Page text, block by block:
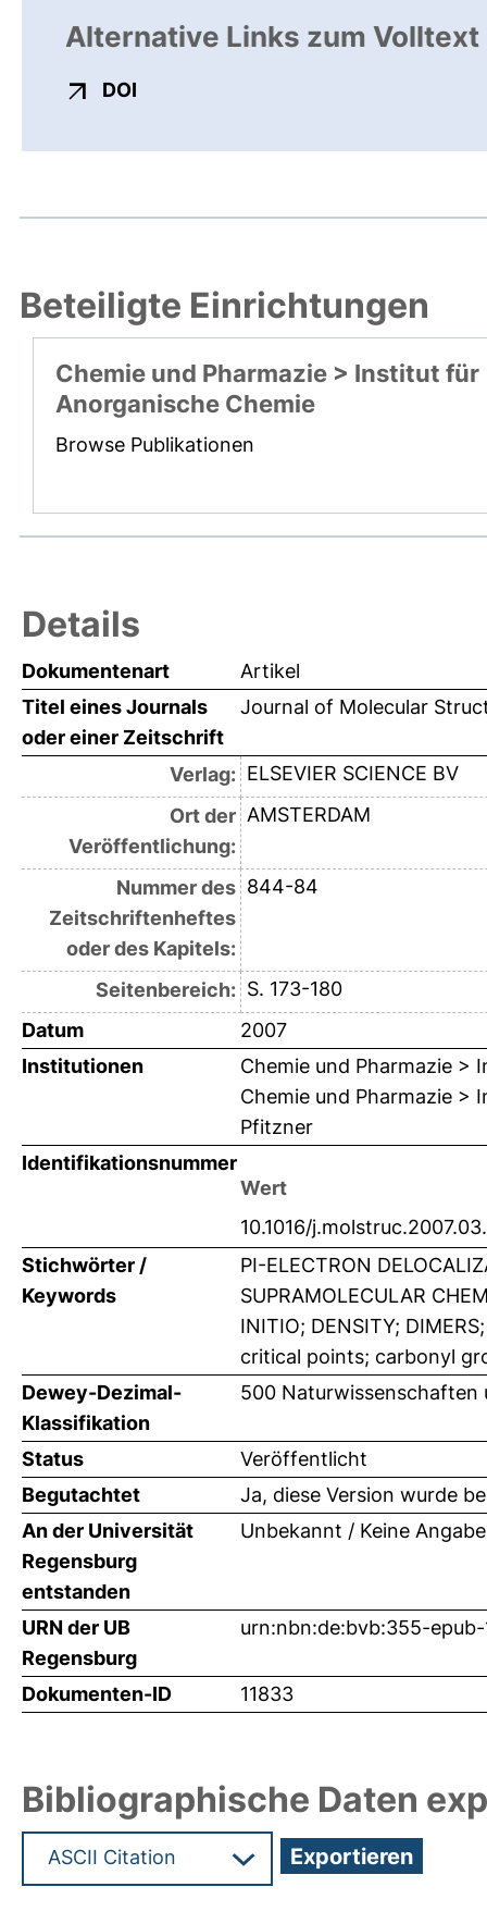
Alternative Links zum Volltext
DOI
Beteiligte Einrichtungen
Chemie und Pharmazie > Institut für
Anorganische Chemie
Browse Publikationen
Details
Dokumentenart
Artikel
Titel eines Journals
oder einer Zeitschrift
Journal of Molecular
Verlag: ELSEVIER SCIENCE BV
Ort der
Veröffentlichung:
AMSTERDAM
Nummer des
Zeitschriftenheftes
oder des Kapitels:
844-84
Seitenbereich: S. 173-180
Datum
2007
Institutionen
Chemie und Pharmazie >
Chemie und Pharmazie >
Pfitzner
Identifikationsnummer
Wert
10.1016/
Stichwörter /
Keywords
PI-ELECTRON
SUPRAMOLECULAR
INITIO; DENSITY;
critical points; carbonyl
Dewey-Dezimal-
Klassifikation
500 Naturwissenschaften
Status
Veröffentlicht
Begutachtet
Ja, diese Version wurde
An der Universität
Regensburg
entstanden
Unbekannt / Keine Angabe
URN der UB
Regensburg
urn:nbn:de:bvb:355-epub-
Dokumenten-ID 11833
Bibliographische Daten